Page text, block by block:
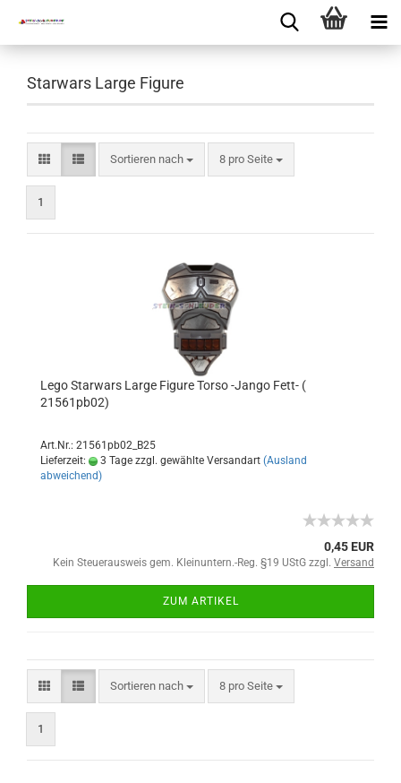
Starwars Large Figure
Sortieren nach 8 pro Seite
1
Lego Starwars Large Figure Torso -Jango Fett- (
21561pb02)
Art.Nr.: 21561pb02_B25
Lieferzeit:
3 Tage zzgl. gewählte Versandart (Ausland
abweichend)
0,45 EUR
Kein Steuerausweis gem. Kleinuntern.-Reg. §19 UStG zzgl. Versand
ZUM ARTIKEL
Sortieren nach 8 pro Seite
1